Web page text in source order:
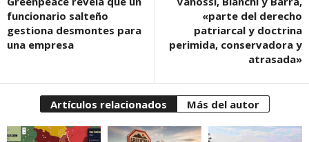
funcionario salteño
gestiona desmontes para
una empresa
«parte del derecho
patriarcal y doctrina
perimida, conservadora y
atrasada»
Artículos relacionados Más del autor